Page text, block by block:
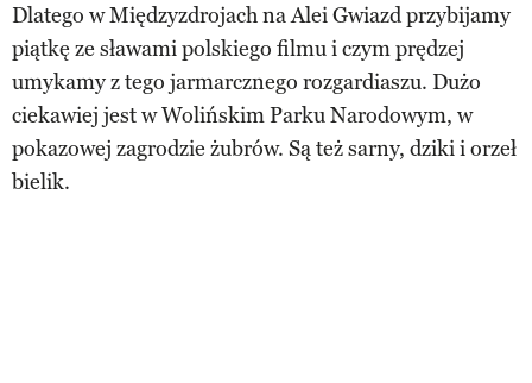
Dlatego w Międzyzdrojach na Alei Gwiazd przybijamy
piątkę ze sławami polskiego filmu i czym prędzej
umykamy z tego jarmarcznego rozgardiaszu. Dużo
ciekawiej jest w Wolińskim Parku Narodowym, w
pokazowej zagrodzie żubrów. Są też sarny, dziki i orzeł
bielik.